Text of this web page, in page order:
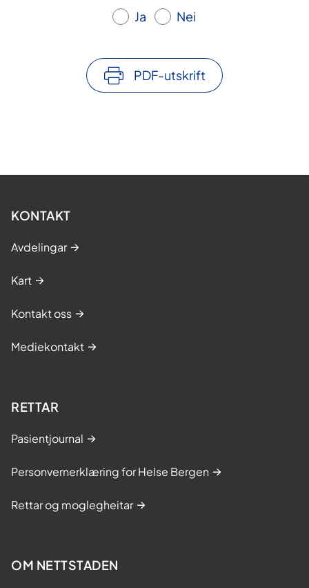
Ja Nei
PDF-utskrift
KONTAKT
Avdelingar
Kart
Kontakt oss
Mediekontakt
RETTAR
Pasientjournal
Personvernerklæring for Helse Bergen
Rettar og moglegheitar
OM NETTSTADEN